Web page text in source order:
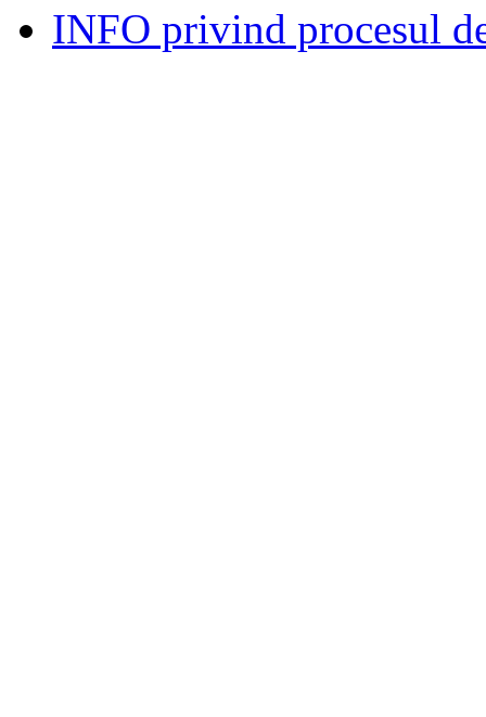
INFO privind procesul